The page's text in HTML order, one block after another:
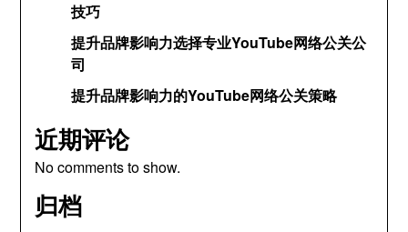
技巧
提升品牌影响力选择专业YouTube网络公关公
司
提升品牌影响力的YouTube网络公关策略
近期评论
No comments to show.
归档